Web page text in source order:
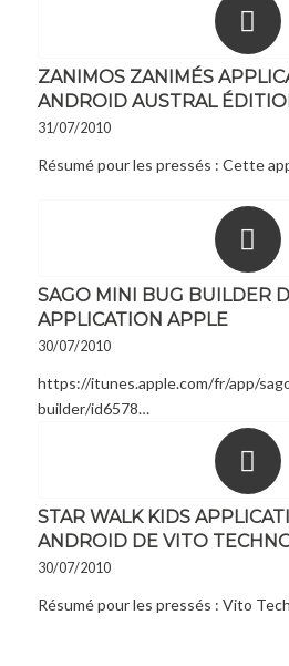
ZANIMOS ZANIMÉS
ANDROID AUSTRAL
31/07/2010
Résumé pour les pressés : Cette
SAGO MINI BUG BUILDER
APPLICATION APPLE
30/07/2010
https://itunes.apple.com/fr/app/
builder/id6578…
STAR WALK KIDS
ANDROID DE VITO
30/07/2010
Résumé pour les pressés : Vito